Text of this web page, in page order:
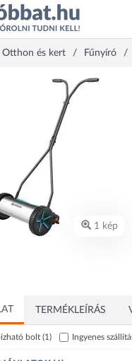
Otthon és kert Fűnyíró
1 kép
TERMÉKLEÍRÁS
bolt (1) Ingyenes